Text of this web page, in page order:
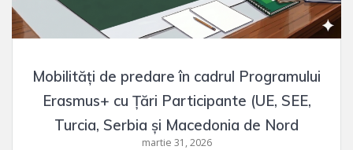
Mobilităţi de predare în cadrul Programului
Erasmus+ cu Țări Participante (UE, SEE,
Turcia, Serbia și Macedonia de Nord
martie 31, 2026